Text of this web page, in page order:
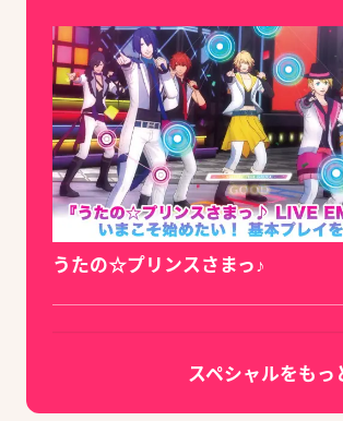
うたの☆プリンスさまっ♪
スペシャルをもっ